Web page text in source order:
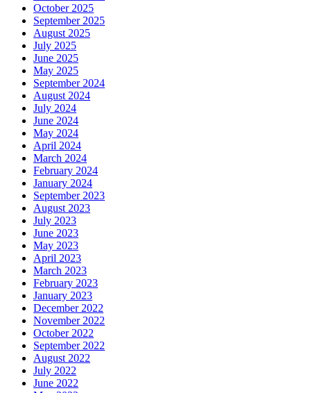
October 2025
September 2025
August 2025
July 2025
June 2025
May 2025
September 2024
August 2024
July 2024
June 2024
May 2024
April 2024
March 2024
February 2024
January 2024
September 2023
August 2023
July 2023
June 2023
May 2023
April 2023
March 2023
February 2023
January 2023
December 2022
November 2022
October 2022
September 2022
August 2022
July 2022
June 2022